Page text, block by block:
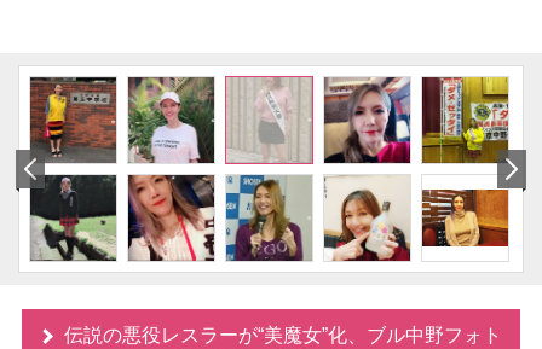
伝説の悪役レスラーが“美魔女”化、ブル中野フォト